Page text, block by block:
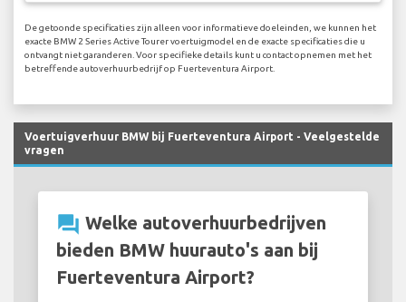
De getoonde specificaties zijn alleen voor informatieve doeleinden, we kunnen het
exacte BMW 2 Series Active Tourer voertuigmodel en de exacte specificaties die u
ontvangt niet garanderen. Voor specifieke details kunt u contact opnemen met het
betreffende autoverhuurbedrijf op Fuerteventura Airport.
Voertuigverhuur BMW bij Fuerteventura Airport - Veelgestelde
vragen
question_answer Welke autoverhuurbedrijven
bieden BMW huurauto's aan bij
Fuerteventura Airport?